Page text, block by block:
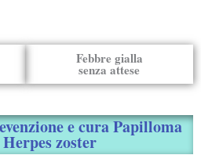
Febbre gialla
senza attese
e cura Papilloma
zoster